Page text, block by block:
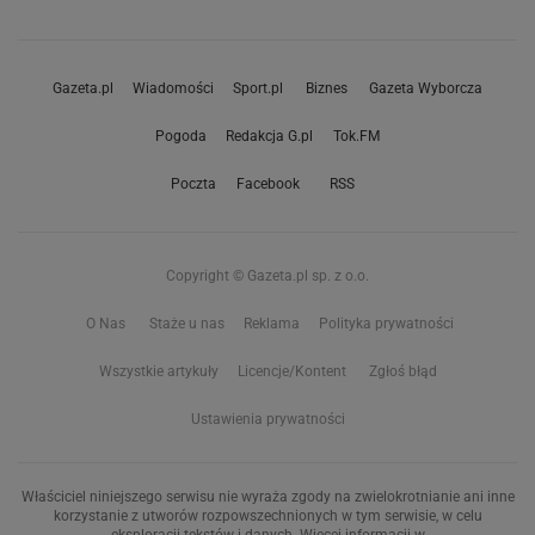
Gazeta.pl Wiadomości Sport.pl Biznes Gazeta Wyborcza
Pogoda Redakcja G.pl Tok.FM
Poczta Facebook RSS
Copyright © Gazeta.pl sp. z o.o.
O Nas Staże u nas Reklama Polityka prywatności
Wszystkie artykuły Licencje/Kontent Zgłoś błąd
Ustawienia prywatności
Właściciel niniejszego serwisu nie wyraża zgody na zwielokrotnianie ani inne
korzystanie z utworów rozpowszechnionych w tym serwisie, w celu